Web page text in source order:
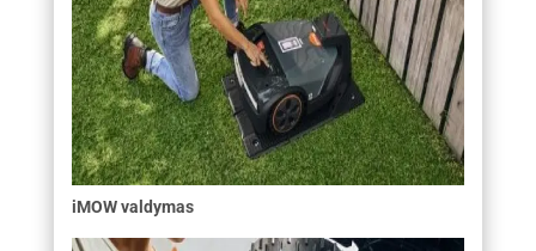
iMOW valdymas